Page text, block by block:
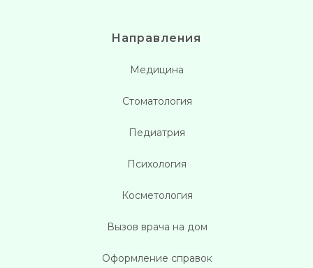
Направления
Медицина
Стоматология
Педиатрия
Психология
Косметология
Вызов врача на дом
Оформление справок